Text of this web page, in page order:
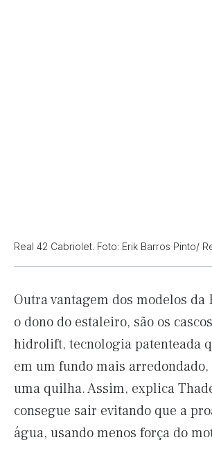
Real 42 Cabriolet. Foto: Erik Barros Pinto/
Outra vantagem dos modelos da
o dono do estaleiro, são os
hidrolift, tecnologia patenteada
em um fundo mais arredondado,
uma quilha. Assim, explica
consegue sair evitando que a
água, usando menos força do